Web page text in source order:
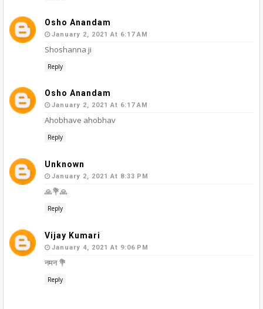
Osho Anandam
January 2, 2021 At 6:17 AM
Shoshanna ji
Reply
Osho Anandam
January 2, 2021 At 6:17 AM
Ahobhave ahobhav
Reply
Unknown
January 2, 2021 At 8:33 PM
🙏💐🙏
Reply
Vijay Kumari
January 4, 2021 At 9:06 PM
नमन 💐
Reply